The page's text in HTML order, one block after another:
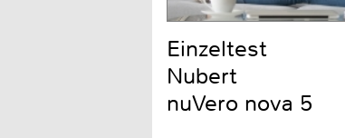
Einzeltest
Nubert
nuVero nova 5